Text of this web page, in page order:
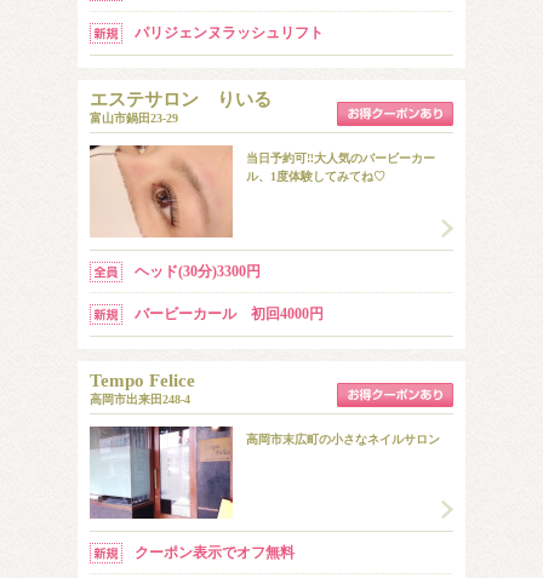
パリジェンヌラッシュリフト
エステサロン りいる
富山市鍋田23-29
当日予約可‼大人気のバービーカー
ル、1度体験してみてね♡
ヘッド(30分)3300円
バービーカール 初回4000円
Tempo Felice
高岡市出来田248-4
高岡市末広町の小さなネイルサロン
クーポン表示でオフ無料